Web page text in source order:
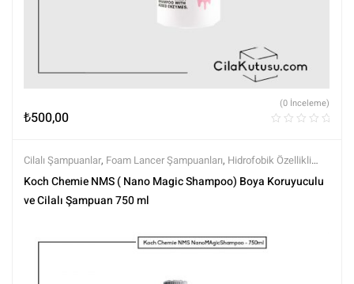
₺500,00
(0 İnceleme)
Cilalı Şampuanlar, Foam Lancer Şampuanları, Hidrofobik Özellikli
Şampuanlar,Koch Chemie,Markalar,Şampuanlar,Tüm Ürünler,Tüm
Ürünler,Yıkama Ürünleri
Koch Chemie NMS ( Nano Magic Shampoo) Boya Koruyuculu
ve Cilalı Şampuan 750 ml